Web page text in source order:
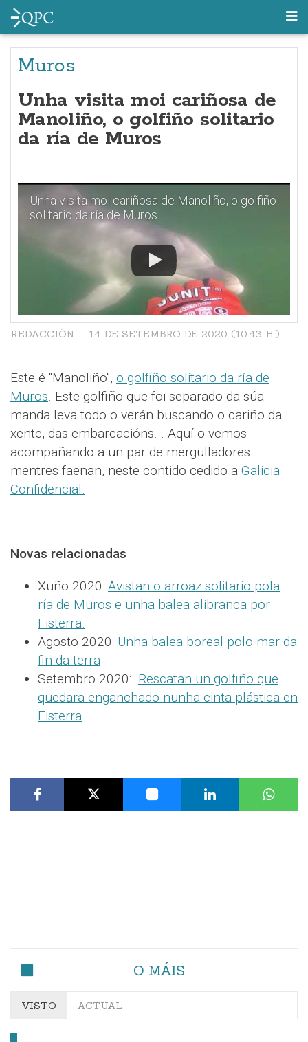
Muros
Unha visita moi cariñosa de
Manoliño, o golfiño solitario
da ría de Muros
Unha visita moi cariñosa de Manoliño, o golfiño
solitario da ría de Muros
14 DE SETEMBRO DE 2020 (10:43 H.)
REDACCIÓN
Este é "Manoliño", o golfiño solitario da ría de
Muros. Este golfiño que foi separado da súa
manda leva todo o verán buscando o cariño da
xente, das embarcacións... Aquí o vemos
acompañando a un par de mergulladores
mentres faenan, neste contido cedido a Galicia
Confidencial.
Novas relacionadas
Xuño 2020: Avistan o arroaz solitario pola
ría de Muros e unha balea alibranca por
Fisterra.
Agosto 2020: Unha balea boreal polo mar da
fin da terra
Setembro 2020: Rescatan un golfiño que
quedara enganchado nunha cinta plástica en
Fisterra
O MÁIS
VISTO ACTUAL